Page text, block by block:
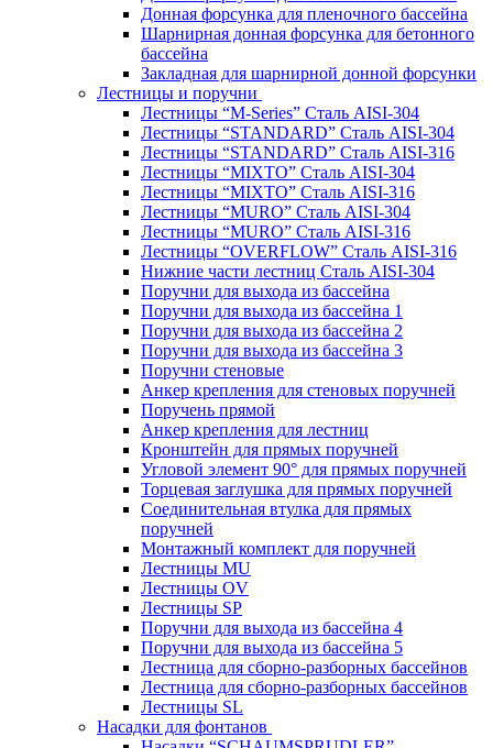
Донная форсунка для пленочного бассейна
Шарнирная донная форсунка для бетонного
бассейна
Закладная для шарнирной донной форсунки
Лестницы и поручни
Лестницы “M-Series” Сталь AISI-304
Лестницы “STANDARD” Сталь AISI-304
Лестницы “STANDARD” Сталь AISI-316
Лестницы “MIXTO” Сталь AISI-304
Лестницы “MIXTO” Сталь AISI-316
Лестницы “MURO” Сталь AISI-304
Лестницы “MURO” Сталь AISI-316
Лестницы “OVERFLOW” Сталь AISI-316
Нижние части лестниц Сталь AISI-304
Поручни для выхода из бассейна
Поручни для выхода из бассейна 1
Поручни для выхода из бассейна 2
Поручни для выхода из бассейна 3
Поручни стеновые
Анкер крепления для стеновых поручней
Поручень прямой
Анкер крепления для лестниц
Кронштейн для прямых поручней
Угловой элемент 90° для прямых поручней
Торцевая заглушка для прямых поручней
Соединительная втулка для прямых
поручней
Монтажный комплект для поручней
Лестницы MU
Лестницы OV
Лестницы SP
Поручни для выхода из бассейна 4
Поручни для выхода из бассейна 5
Лестница для сборно-разборных бассейнов
Лестница для сборно-разборных бассейнов
Лестницы SL
Насадки для фонтанов